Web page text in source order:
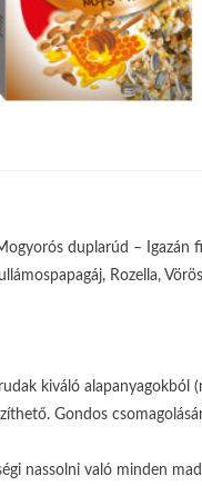
duplarúd –
Rozella,
kiváló
Gondos
nassolni való minden